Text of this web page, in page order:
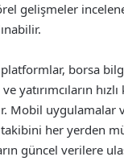
gelişmeler
borsa
yatırımcıların hızlı
Mobil uygulamalar
her yerden
güncel verilere